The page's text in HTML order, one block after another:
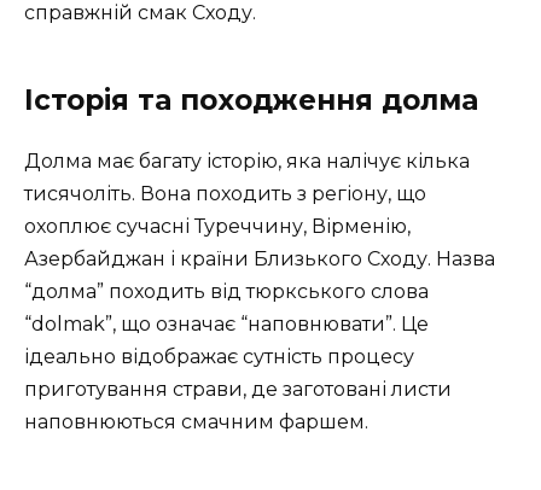
справжній смак Сходу.
Історія та походження долма
Долма має багату історію, яка налічує кілька
тисячоліть. Вона походить з регіону, що
охоплює сучасні Туреччину, Вірменію,
Азербайджан і країни Близького Сходу. Назва
“долма” походить від тюркського слова
“dolmak”, що означає “наповнювати”. Це
ідеально відображає сутність процесу
приготування страви, де заготовані листи
наповнюються смачним фаршем.